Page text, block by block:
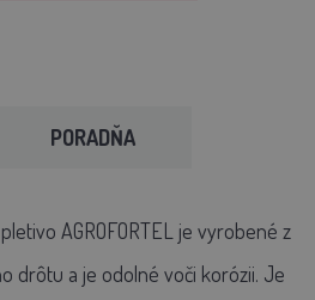
PORADŇA
AGROFORTEL je vyrobené z
drôtu a je odolné voči korózii. Je